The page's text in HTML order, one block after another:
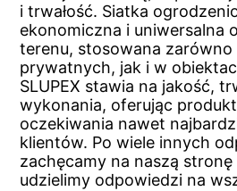
i trwałość. Siatka
ekonomiczna i uniwersalna
terenu, stosowana zarówno
prywatnych, jak i w
SLUPEX stawia na jakość,
wykonania, oferując
oczekiwania nawet
klientów. Po wiele innych
zachęcamy na naszą
udzielimy odpowiedzi na